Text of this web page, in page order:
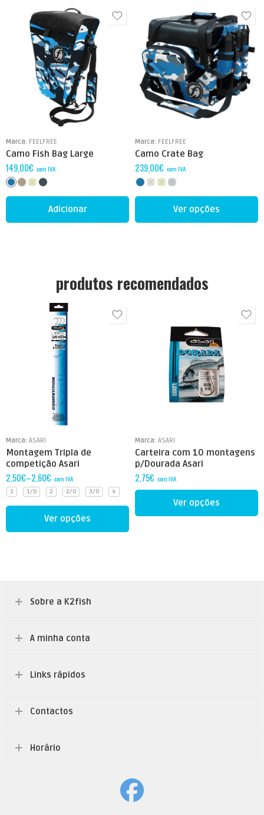
Marca: FEELFREE
Camo Fish Bag Large
149,00€ com IVA
Adicionar
Marca: FEELFREE
Camo Crate Bag
239,00€ com IVA
Ver opções
produtos recomendados
Marca: ASARI
Montagem Tripla de
competição Asari
2,50€–2,60€ com IVA
1 1/0 2 2/0 3/0 4
Ver opções
Marca: ASARI
Carteira com 10 montagens
p/Dourada Asari
2,75€ com IVA
1/0
2
6
Ver opções
Sobre a K2fish
A minha conta
Links rápidos
Contactos
Horário